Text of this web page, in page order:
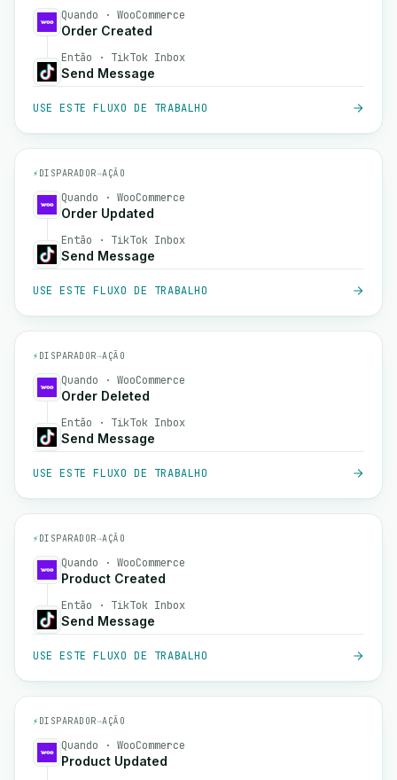
Quando · WooCommerce
Order Created
Então · TikTok Inbox
Send Message
USE ESTE FLUXO DE TRABALHO
⚡ DISPARADOR→AÇÃO
Quando · WooCommerce
Order Updated
Então · TikTok Inbox
Send Message
USE ESTE FLUXO DE TRABALHO
⚡ DISPARADOR→AÇÃO
Quando · WooCommerce
Order Deleted
Então · TikTok Inbox
Send Message
USE ESTE FLUXO DE TRABALHO
⚡ DISPARADOR→AÇÃO
Quando · WooCommerce
Product Created
Então · TikTok Inbox
Send Message
USE ESTE FLUXO DE TRABALHO
⚡ DISPARADOR→AÇÃO
Quando · WooCommerce
Product Updated